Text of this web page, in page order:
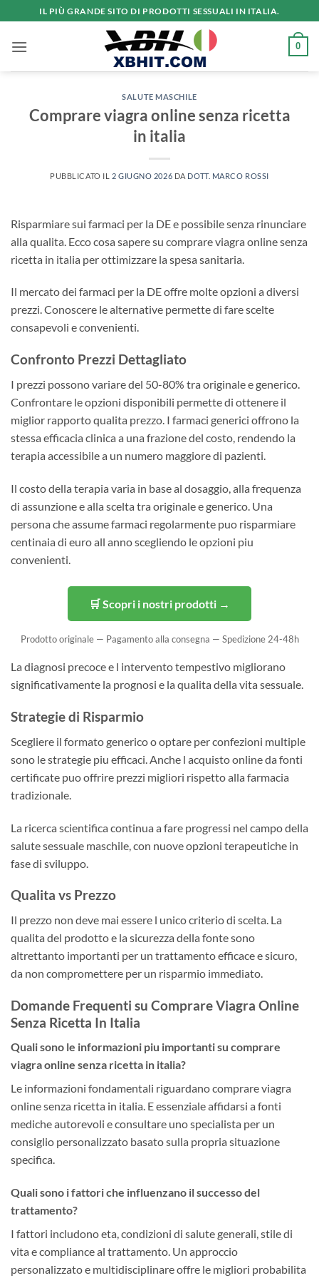
ai
contenuti
IL PIÙ GRANDE SITO DI PRODOTTI SESSUALI IN ITALIA.
0
SALUTE MASCHILE
Comprare viagra online senza ricetta
in italia
PUBBLICATO IL 2 GIUGNO 2026 DA DOTT. MARCO ROSSI
Risparmiare sui farmaci per la DE e possibile senza rinunciare
alla qualita. Ecco cosa sapere su comprare viagra online senza
ricetta in italia per ottimizzare la spesa sanitaria.
Il mercato dei farmaci per la DE offre molte opzioni a diversi
prezzi. Conoscere le alternative permette di fare scelte
consapevoli e convenienti.
Confronto Prezzi Dettagliato
I prezzi possono variare del 50-80% tra originale e generico.
Confrontare le opzioni disponibili permette di ottenere il
miglior rapporto qualita prezzo. I farmaci generici offrono la
stessa efficacia clinica a una frazione del costo, rendendo la
terapia accessibile a un numero maggiore di pazienti.
Il costo della terapia varia in base al dosaggio, alla frequenza
di assunzione e alla scelta tra originale e generico. Una
persona che assume farmaci regolarmente puo risparmiare
centinaia di euro all anno scegliendo le opzioni piu
convenienti.
🛒 Scopri i nostri prodotti →
Prodotto originale — Pagamento alla consegna — Spedizione 24-48h
La diagnosi precoce e l intervento tempestivo migliorano
significativamente la prognosi e la qualita della vita sessuale.
Strategie di Risparmio
Scegliere il formato generico o optare per confezioni multiple
sono le strategie piu efficaci. Anche l acquisto online da fonti
certificate puo offrire prezzi migliori rispetto alla farmacia
tradizionale.
La ricerca scientifica continua a fare progressi nel campo della
salute sessuale maschile, con nuove opzioni terapeutiche in
fase di sviluppo.
Qualita vs Prezzo
Il prezzo non deve mai essere l unico criterio di scelta. La
qualita del prodotto e la sicurezza della fonte sono
altrettanto importanti per un trattamento efficace e sicuro,
da non compromettere per un risparmio immediato.
Domande Frequenti su Comprare Viagra Online
Senza Ricetta In Italia
Quali sono le informazioni piu importanti su comprare
viagra online senza ricetta in italia?
Le informazioni fondamentali riguardano comprare viagra
online senza ricetta in italia. E essenziale affidarsi a fonti
mediche autorevoli e consultare uno specialista per un
consiglio personalizzato basato sulla propria situazione
specifica.
Quali sono i fattori che influenzano il successo del
trattamento?
I fattori includono eta, condizioni di salute generali, stile di
vita e compliance al trattamento. Un approccio
personalizzato e multidisciplinare offre le migliori probabilita